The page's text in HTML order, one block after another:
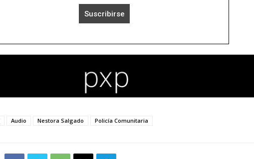
Audio Nestora Salgado Policía Comunitaria